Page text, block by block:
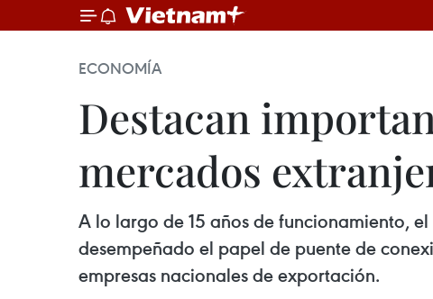
ECONOMÍA
Destacan
mercados
A lo largo de 15 años de funcionamiento,
desempeñado el papel de puente de
empresas nacionales de exportación.